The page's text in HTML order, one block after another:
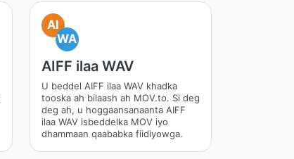
AI
WA
AIFF ilaa WAV
U beddel AIFF ilaa WAV khadka
tooska ah bilaash ah MOV.to. Si deg
deg ah, u hoggaansanaanta AIFF
ilaa WAV isbeddelka MOV iyo
dhammaan qaababka fiidiyowga.